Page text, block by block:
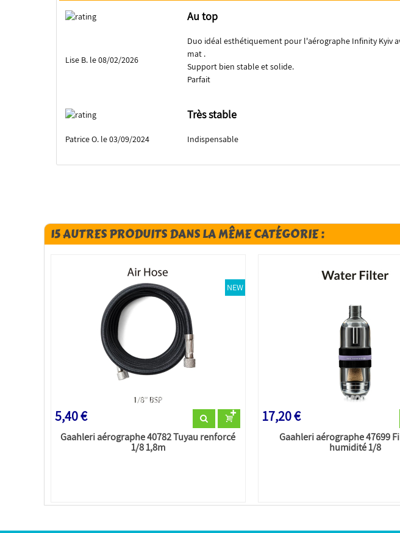
Au top
Lise B. le 08/02/2026
Duo idéal esthétiquement pour l'aérographe Infinity Kyiv
mat .
Support bien stable et solide.
Parfait
Très stable
Patrice O. le 03/09/2024 Indispensable
15 AUTRES PRODUITS DANS LA MÊME CATÉGORIE :
NEW
5,40 €
Gaahleri aérographe 40782 Tuyau renforcé
1/8 1,8m
17,20 €
Gaahleri aérographe 47699
humidité 1/8